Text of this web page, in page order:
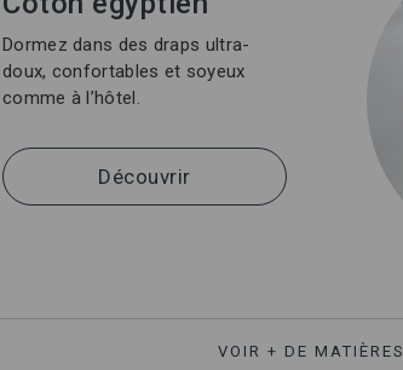
Dormez dans des draps ultra-
doux, confortables et soyeux
comme à l’hôtel.
Découvrir
VOIR + DE MATIÈRES